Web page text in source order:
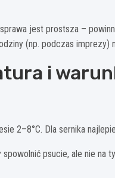
jest prostsza –
(np. podczas imprezy)
i
2–8°C. Dla sernika
psucie, ale nie na